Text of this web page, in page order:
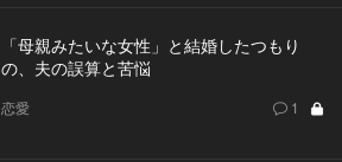
「母親みたいな女性」と結婚したつもり
の、夫の誤算と苦悩
恋愛 1